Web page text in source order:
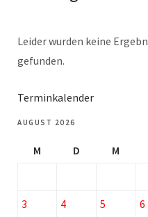
Leider wurden keine
gefunden.
Terminkalender
AUGUST 2026
M D M
3
4 5 6